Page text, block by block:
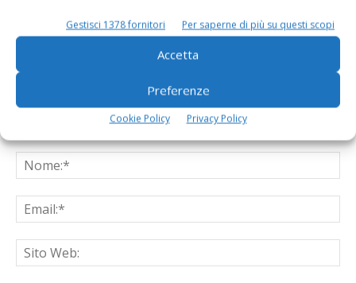
Gestisci 1378 fornitori Per saperne di più su questi scopi
Accetta
Preferenze
Cookie Policy Privacy Policy